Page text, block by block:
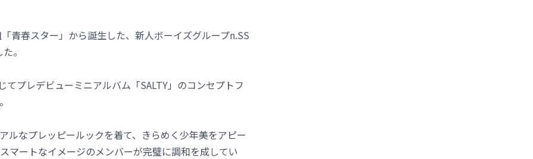
青春スター」から誕生した、新人ボーイズグループn.SS
。
プレデビューミニアルバム「SALTY」のコンセプトフ
ルなプレッピールックを着て、きらめく少年美をアピー
マートなイメージのメンバーが完璧に調和を成してい